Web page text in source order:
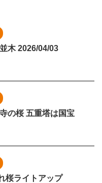
木 2026/04/03
の桜 五重塔は国宝
桜ライトアップ